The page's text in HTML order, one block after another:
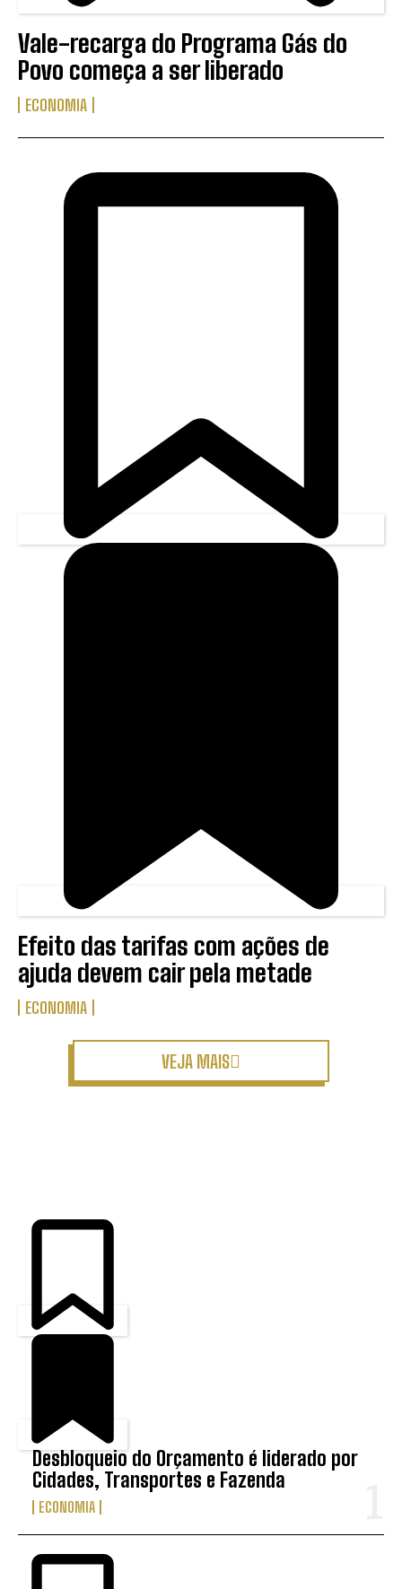
Vale-recarga do Programa Gás do
Povo começa a ser liberado
ECONOMIA
Efeito das tarifas com ações de
ajuda devem cair pela metade
ECONOMIA
VEJA MAIS
Desbloqueio do Orçamento é liderado por
Cidades, Transportes e Fazenda
ECONOMIA